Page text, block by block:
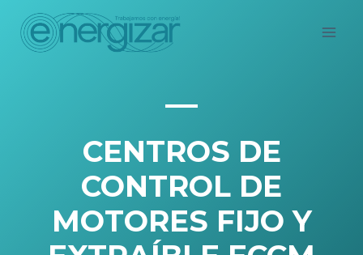
Saltar
contenido
CENTROS DE
CONTROL DE
MOTORES FIJO Y